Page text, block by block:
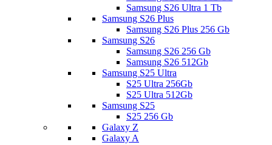
Samsung S26 Ultra 1 Tb
Samsung S26 Plus
Samsung S26 Plus 256 Gb
Samsung S26
Samsung S26 256 Gb
Samsung S26 512Gb
Samsung S25 Ultra
S25 Ultra 256Gb
S25 Ultra 512Gb
Samsung S25
S25 256 Gb
Galaxy Z
Galaxy A